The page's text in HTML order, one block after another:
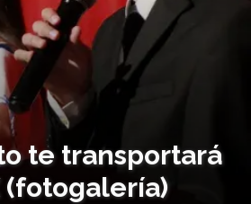
te transportará
(fotogalería)